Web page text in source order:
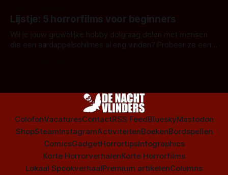
Amsterdamned of The Johnsons. Maar Nederlandse horror
is niet beperkt tot films. Hier een aantal Nederlandse tv-
series uit het duistere of horrorgenre. Als
Lijstje: 5 horrorfilms voor beginners
Wil je jouw gruwelijke hobby dolgraag delen met mensen
die een aardappelschilmes al eng vinden? Probeer ze eens
ColofonVacaturesContactRSS FeedBlueskyMastodon
ShopSteamInstagramActiviteitenBoekenBordspellen
ComicsGadgetHorrortipsInfographics
Korte HorrorverhalenKorte Horrorfilms
Lokaal SpookverhaalPremium artikelenColumns